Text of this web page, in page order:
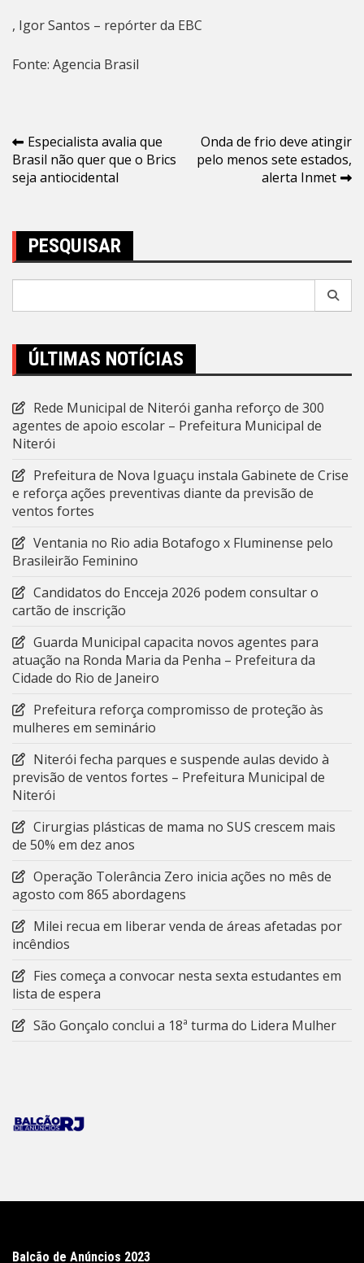
, Igor Santos – repórter da EBC
Fonte: Agencia Brasil
Navegação
de
Especialista avalia que
Brasil não quer que o Brics
seja antiocidental
Onda de frio deve atingir
pelo menos sete estados,
alerta Inmet
PESQUISAR
ÚLTIMAS NOTÍCIAS
Rede Municipal de Niterói ganha reforço de 300
agentes de apoio escolar – Prefeitura Municipal de
Niterói
Prefeitura de Nova Iguaçu instala Gabinete de Crise
e reforça ações preventivas diante da previsão de
ventos fortes
Ventania no Rio adia Botafogo x Fluminense pelo
Brasileirão Feminino
Candidatos do Encceja 2026 podem consultar o
cartão de inscrição
Guarda Municipal capacita novos agentes para
atuação na Ronda Maria da Penha – Prefeitura da
Cidade do Rio de Janeiro
Prefeitura reforça compromisso de proteção às
mulheres em seminário
Niterói fecha parques e suspende aulas devido à
previsão de ventos fortes – Prefeitura Municipal de
Niterói
Cirurgias plásticas de mama no SUS crescem mais
de 50% em dez anos
Operação Tolerância Zero inicia ações no mês de
agosto com 865 abordagens
Milei recua em liberar venda de áreas afetadas por
incêndios
Fies começa a convocar nesta sexta estudantes em
lista de espera
São Gonçalo conclui a 18ª turma do Lidera Mulher
Balcão de Anúncios 2023